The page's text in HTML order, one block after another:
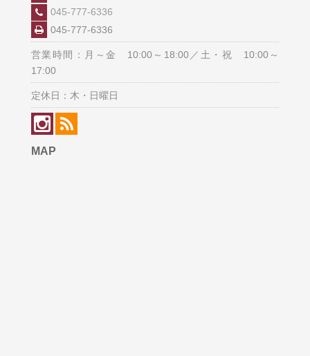
045-777-6336
045-777-6336
営業時間：月～金 10:00～18:00／土・祝 10:00～
17:00
定休日：木・日曜日
MAP